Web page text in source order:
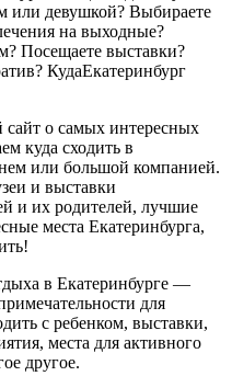
или девушкой? Выбираете
на выходные?
Посещаете выставки?
КудаЕкатеринбург
о самых интересных
куда сходить в
или большой компанией.
и выставки
и их родителей, лучшие
места Екатеринбурга,
в Екатеринбурге —
для
с ребенком, выставки,
места для активного
другое.